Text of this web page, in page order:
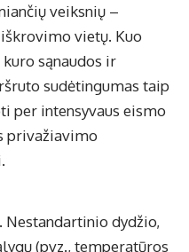
veiksnių –
vietų. Kuo
sąnaudos ir
sudėtingumas taip
per intensyvaus eismo
privažiavimo
dydžio,
(pvz., temperatūros